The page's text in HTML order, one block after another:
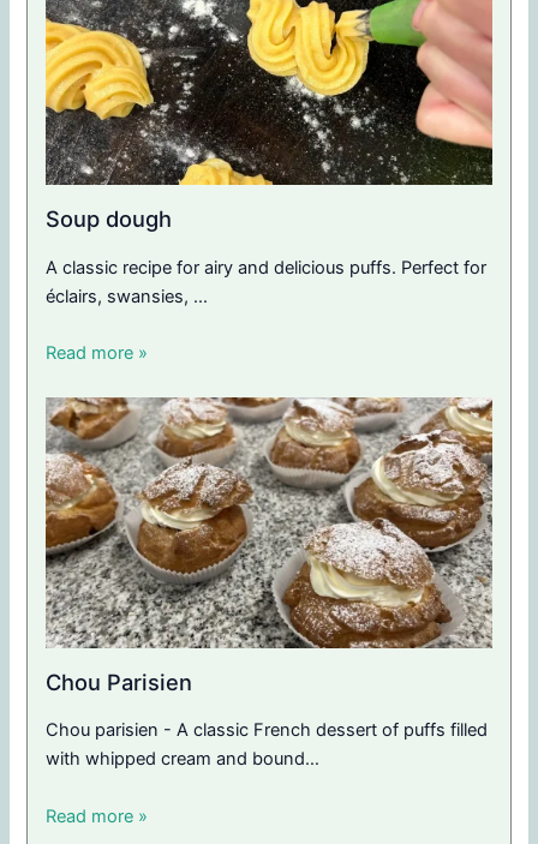
Soup dough
A classic recipe for airy and delicious puffs. Perfect for
éclairs, swansies, ...
Read more »
Chou Parisien
Chou parisien - A classic French dessert of puffs filled
with whipped cream and bound…
Read more »